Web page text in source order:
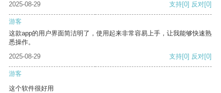
2025-08-29 支持[0] 反对[0]
游客
这款app的用户界面简洁明了，使用起来非常容易上手，让我能够快速熟
悉操作。
2025-08-29
支持[0] 反对[0]
游客
这个软件很好用